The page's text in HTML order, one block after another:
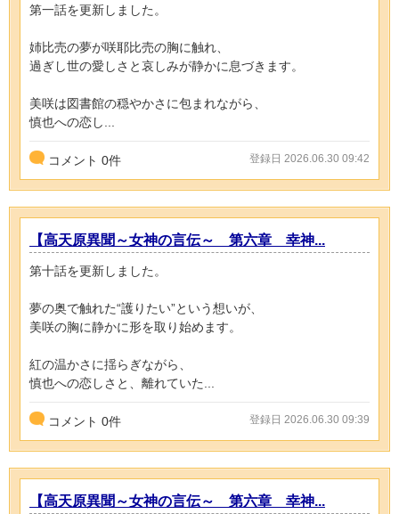
第一話を更新しました。
姉比売の夢が咲耶比売の胸に触れ、
過ぎし世の愛しさと哀しみが静かに息づきます。
美咲は図書館の穏やかさに包まれながら、
慎也への恋し...
コメント 0件 登録日 2026.06.30 09:42
【高天原異聞～女神の言伝～ 第六章 幸神...
第十話を更新しました。
夢の奥で触れた“護りたい”という想いが、
美咲の胸に静かに形を取り始めます。
紅の温かさに揺らぎながら、
慎也への恋しさと、離れていた...
コメント 0件 登録日 2026.06.30 09:39
【高天原異聞～女神の言伝～ 第六章 幸神...